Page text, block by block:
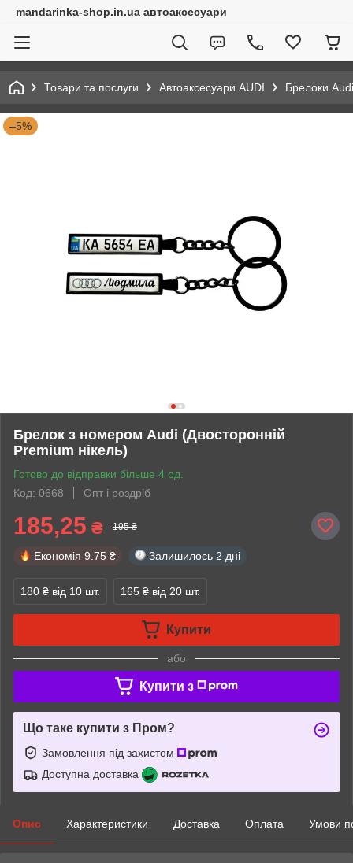
mandarinka-shop.in.ua автоаксесуари
Товари та послуги Автоаксесуари AUDI Брелоки Audi
–5%
Брелок з номером Audi (Двосторонній
Premium нікель)
Готово до відправки більше 4 од.
Код: 0668
Опт і роздріб
185,25 ₴ 195 ₴
Економія 9.75 ₴ Залишилось 2 дні
180 ₴ від 10 шт. 165 ₴ від 20 шт.
Купити
або
Купити з
Що таке купити з Пром?
Замовлення під захистом
Доступна доставка
Опис Характеристики Доставка Оплата Умови